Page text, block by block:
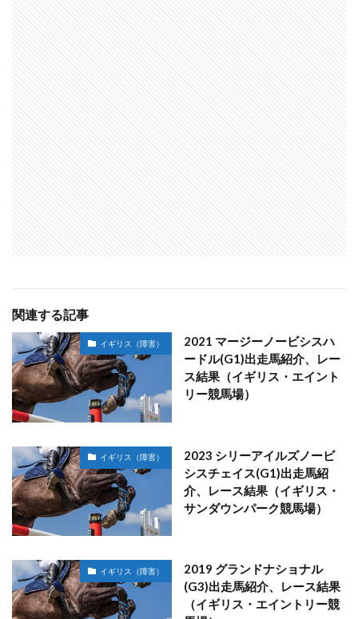
関連する記事
イギリス（障害）
2021 マージーノービシスハ
ードル(G1)出走馬紹介、レー
ス結果（イギリス・エイント
リー競馬場）
イギリス（障害）
2023 シリーアイルズノービ
シスチェイス(G1)出走馬紹
介、レース結果（イギリス・
サンダウンパーク競馬場）
イギリス（障害）
2019 グランドナショナル
(G3)出走馬紹介、レース結果
（イギリス・エイントリー競